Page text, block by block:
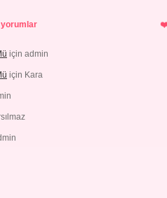
yorumlar
için admin
için Kara